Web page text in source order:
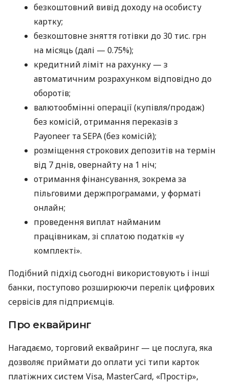
безкоштовний вивід доходу на особисту
картку;
безкоштовне зняття готівки до 30 тис. грн
на місяць (далі — 0.75%);
кредитний ліміт на рахунку — з
автоматичним розрахунком відповідно до
оборотів;
валютообмінні операції (купівля/продаж)
без комісій, отримання переказів з
Payoneer та SEPA (без комісій);
розміщення строкових депозитів на термін
від 7 днів, овернайту на 1 ніч;
отримання фінансування, зокрема за
пільговими держпрограмами, у форматі
онлайн;
проведення виплат найманим
працівникам, зі сплатою податків «у
комплекті».
Подібний підхід сьогодні використовують і інші
банки, поступово розширюючи перелік цифрових
сервісів для підприємців.
Про еквайринг
Нагадаємо, торговий еквайринг — це послуга, яка
дозволяє приймати до оплати усі типи карток
платіжних систем Visa, MasterCard, «Простір»,